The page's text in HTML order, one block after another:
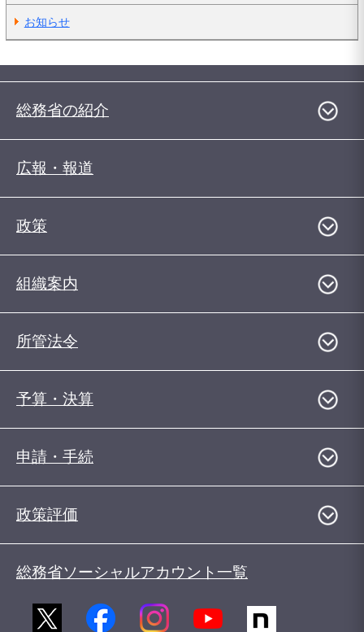
お知らせ
総務省の紹介
広報・報道
政策
組織案内
所管法令
予算・決算
申請・手続
政策評価
総務省ソーシャルアカウント一覧